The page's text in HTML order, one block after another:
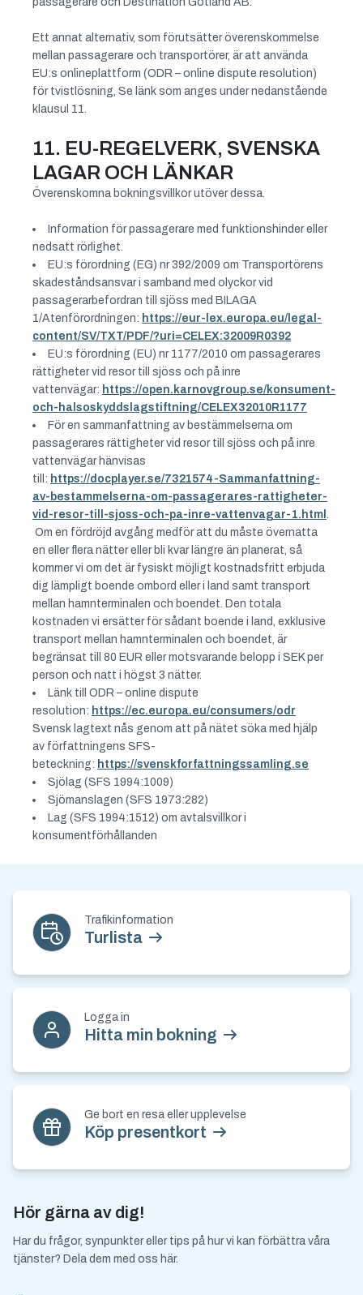
Ett annat alternativ, som förutsätter överenskommelse
mellan passagerare och transportörer, är att använda
EU:s onlineplattform (ODR – online dispute resolution)
för tvistlösning, Se länk som anges under nedanstående
klausul 11.
11. EU-REGELVERK, SVENSKA
LAGAR OCH LÄNKAR
Överenskomna bokningsvillkor utöver dessa.
Information för passagerare med funktionshinder eller
nedsatt rörlighet.
EU:s förordning (EG) nr 392/2009 om Transportörens
skadeståndsansvar i samband med olyckor vid
passagerarbefordran till sjöss med BILAGA
1/Atenförordningen: https://eur-lex.europa.eu/legal-
content/SV/TXT/PDF/?uri=CELEX:32009R0392
EU:s förordning (EU) nr 1177/2010 om passagerares
rättigheter vid resor till sjöss och på inre
vattenvägar: https://open.karnovgroup.se/konsument-
och-halsoskyddslagstiftning/CELEX32010R1177
För en sammanfattning av bestämmelserna om
passagerares rättigheter vid resor till sjöss och på inre
vattenvägar hänvisas
till: https://docplayer.se/7321574-Sammanfattning-
av-bestammelserna-om-passagerares-rattigheter-
vid-resor-till-sjoss-och-pa-inre-vattenvagar-1.html .
Om en fördröjd avgång medför att du måste övernatta
en eller flera nätter eller bli kvar längre än planerat, så
kommer vi om det är fysiskt möjligt kostnadsfritt erbjuda
dig lämpligt boende ombord eller i land samt transport
mellan hamnterminalen och boendet. Den totala
kostnaden vi ersätter för sådant boende i land, exklusive
transport mellan hamnterminalen och boendet, är
begränsat till 80 EUR eller motsvarande belopp i SEK per
person och natt i högst 3 nätter.
Länk till ODR – online dispute
resolution: https://ec.europa.eu/consumers/odr
Svensk lagtext nås genom att på nätet söka med hjälp
av författningens SFS-
beteckning: https://svenskforfattningssamling.se
Sjölag (SFS 1994:1009)
Sjömanslagen (SFS 1973:282)
Lag (SFS 1994:1512) om avtalsvillkor i
konsumentförhållanden
Trafikinformation
Turlista
Logga in
Hitta min bokning
Ge bort en resa eller upplevelse
Köp presentkort
Hör gärna av dig!
Har du frågor, synpunkter eller tips på hur vi kan förbättra våra
tjänster? Dela dem med oss här.